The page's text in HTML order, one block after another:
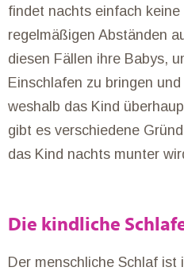
findet nachts einfach
regelmäßigen Abständen
diesen Fällen ihre Babys,
Einschlafen zu bringen
weshalb das Kind
gibt es verschiedene
das Kind nachts munter
Die kindliche
Der menschliche Schlaf ist